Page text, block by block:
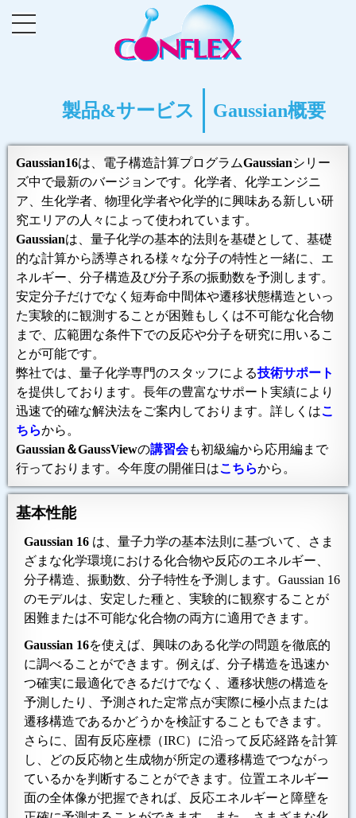
製品&サービス Gaussian概要
Gaussian16は、電子構造計算プログラムGaussianシリー
ズ中で最新のバージョンです。化学者、化学エンジニ
ア、生化学者、物理化学者や化学的に興味ある新しい研
究エリアの人々によって使われています。
Gaussianは、量子化学の基本的法則を基礎として、基礎
的な計算から誘導される様々な分子の特性と一緒に、エ
ネルギー、分子構造及び分子系の振動数を予測します。
安定分子だけでなく短寿命中間体や遷移状態構造といっ
た実験的に観測することが困難もしくは不可能な化合物
まで、広範囲な条件下での反応や分子を研究に用いるこ
とが可能です。
弊社では、量子化学専門のスタッフによる技術サポート
を提供しております。長年の豊富なサポート実績により
迅速で的確な解決法をご案内しております。詳しくはこ
ちらから。
Gaussian＆GaussViewの講習会も初級編から応用編まで
行っております。今年度の開催日はこちらから。
基本性能
Gaussian 16 は、量子力学の基本法則に基づいて、さま
ざまな化学環境における化合物や反応のエネルギー、
分子構造、振動数、分子特性を予測します。Gaussian 16
のモデルは、安定した種と、実験的に観察することが
困難または不可能な化合物の両方に適用できます。
Gaussian 16を使えば、興味のある化学の問題を徹底的
に調べることができます。例えば、分子構造を迅速か
つ確実に最適化できるだけでなく、遷移状態の構造を
予測したり、予測された定常点が実際に極小点または
遷移構造であるかどうかを検証することもできます。
さらに、固有反応座標（IRC）に沿って反応経路を計算
し、どの反応物と生成物が所定の遷移構造でつながっ
ているかを判断することができます。位置エネルギー
面の全体像が把握できれば、反応エネルギーと障壁を